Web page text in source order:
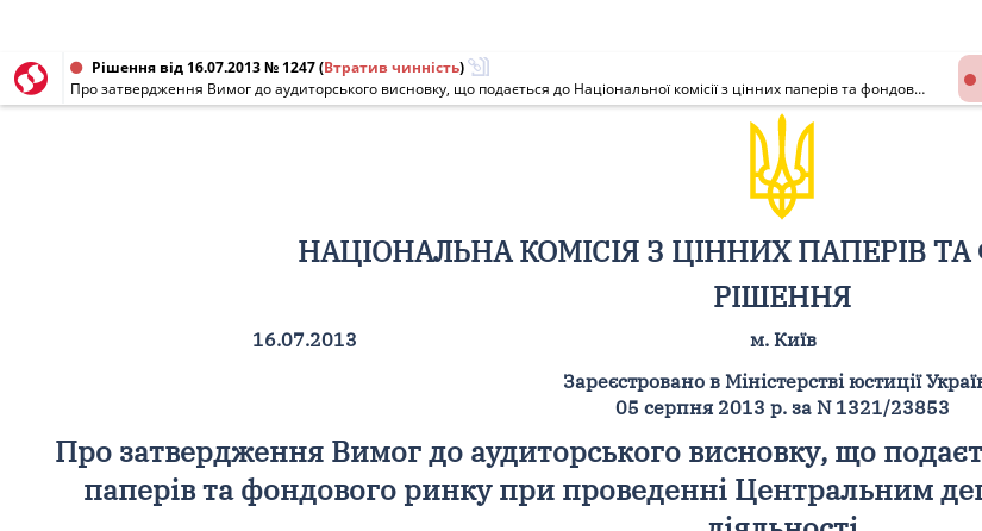
Рішення від 16.07.2013 № 1247(Втратив чинність)
Про затвердження Вимог до аудиторського висновку, що подається до Національної комісії з цінних паперів та фондового ринку при проведенні Центральним депозитарієм щорічного аудиту своєї діяльності